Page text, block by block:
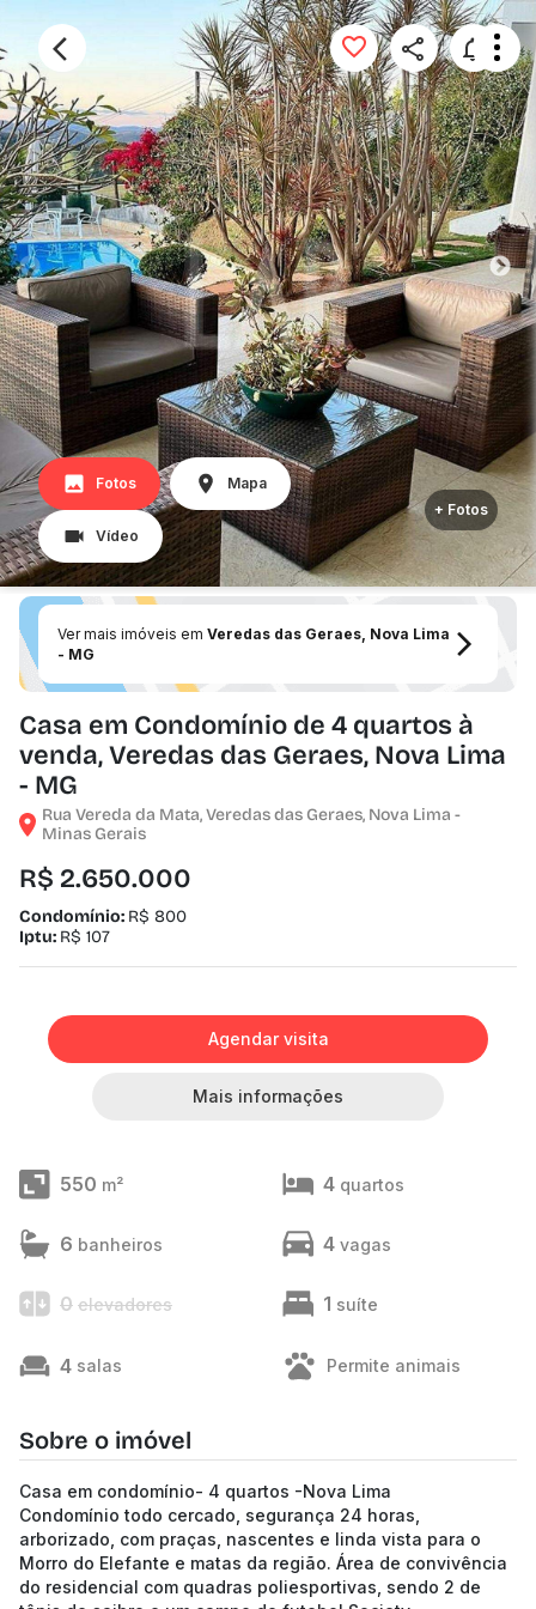
Fotos Mapa
Vídeo
+ Fotos
Ver mais imóveis em Veredas das Geraes, Nova Lima
- MG
Casa em Condomínio de 4 quartos à
venda, Veredas das Geraes, Nova Lima
- MG
Rua Vereda da Mata, Veredas das Geraes, Nova Lima -
Minas Gerais
R$ 2.650.000
Condomínio: R$ 800
Iptu: R$ 107
Agendar visita
Mais informações
550 m² 4 quartos
6 banheiros 4 vagas
0 elevadores 1 suíte
4 salas Permite animais
Sobre o imóvel
Casa em condomínio- 4 quartos -Nova Lima
Condomínio todo cercado, segurança 24 horas,
arborizado, com praças, nascentes e linda vista para o
Morro do Elefante e matas da região. Área de convivência
do residencial com quadras poliesportivas, sendo 2 de